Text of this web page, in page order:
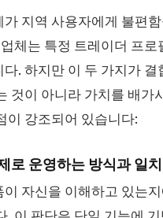
지역 사용자에게 불편
체는 특정 트레이더 프로
. 하지만 이 두 가지가 결
것이 아니라 가치를 배가
이 강조되어 있습니다:
로 운영하는 방식과 일
자신을 이해하고 있는